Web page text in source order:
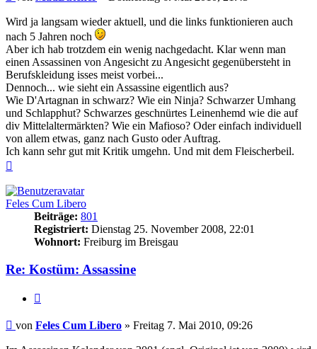
Wird ja langsam wieder aktuell, und die links funktionieren auch
nach 5 Jahren noch
Aber ich hab trotzdem ein wenig nachgedacht. Klar wenn man
einen Assassinen von Angesicht zu Angesicht gegenübersteht in
Berufskleidung isses meist vorbei...
Dennoch... wie sieht ein Assassine eigentlich aus?
Wie D'Artagnan in schwarz? Wie ein Ninja? Schwarzer Umhang
und Schlapphut? Schwarzes geschnürtes Leinenhemd wie die auf
div Mittelaltermärkten? Wie ein Mafioso? Oder einfach individuell
von allem etwas, ganz nach Gusto oder Auftrag.
Ich kann sehr gut mit Kritik umgehn. Und mit dem Fleischerbeil.
Feles Cum Libero
Beiträge: 801
Registriert: Dienstag 25. November 2008, 22:01
Wohnort: Freiburg im Breisgau
Re: Kostüm: Assassine
Beitrag
von Feles Cum Libero » Freitag 7. Mai 2010, 09:26